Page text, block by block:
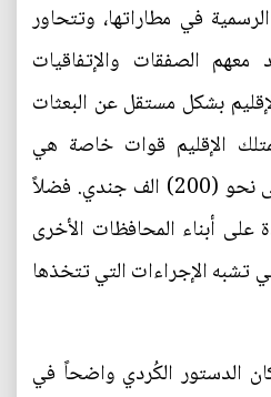
في مطاراتها، وتتحاور
الصفقات والإتفاقيات
بشكل مستقل عن البعثات
الإقليم قوات خاصة هي
البيشمركة يصل عددها إلى نحو (200) الف جندي. فضلاً
أبناء المحافظات الأخرى
تشبه الإجراءات التي تتخذها
الدستور الكُردي واضحاً في